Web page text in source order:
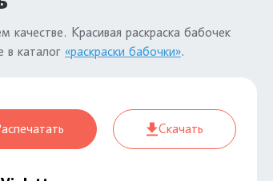
качестве. Красивая раскраска бабочек
каталог «раскраски бабочки».
Скачать